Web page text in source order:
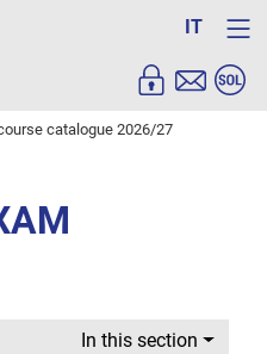
IT
catalogue 2026/27
In this section